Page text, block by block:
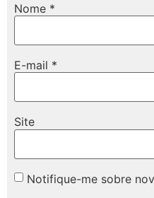
Nome *
E-mail *
Site
Notifique-me sobre